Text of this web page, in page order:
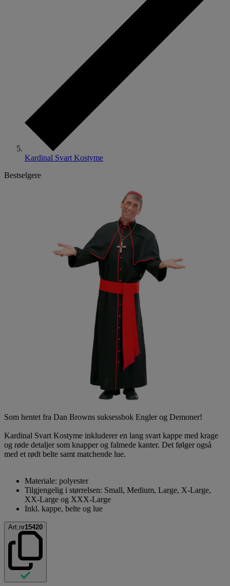
Kardinal Svart Kostyme
Bestselgere
Som hentet fra Dan Browns suksessbok Engler og Demoner!
Kardinal Svart Kostyme inkluderer en lang svart kappe med krage
og røde detaljer som knapper og falmede kanter. Det følger også
med et rødt belte samt matchende lue.
Materiale: polyester
Tilgjengelig i størrelsen: Small, Medium, Large, X-Large,
XX-Large og XXX-Large
Inkl. kappe, belte og lue
Art.nr15420